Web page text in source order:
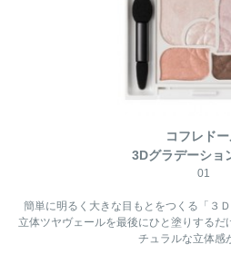
コフレド
3Dグラデーショ
01
簡単に明るく大きな目もとをつくる「３
立体ツヤヴェールを最後にひと塗りする
チュラルな立体感